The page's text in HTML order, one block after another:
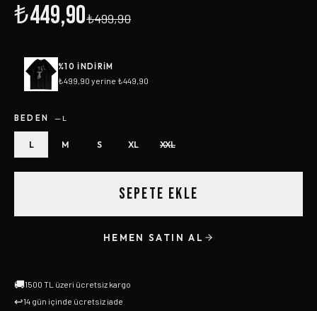
₺449,90₺499,90
%10 INDIRIM
₺499,90 yerine ₺449,90
BEDEN — L
L M S XL XXL
SEPETE EKLE
HEMEN SATIN AL
🚚1500 TL üzeri ücretsiz kargo
↩14 gün içinde ücretsiz iade